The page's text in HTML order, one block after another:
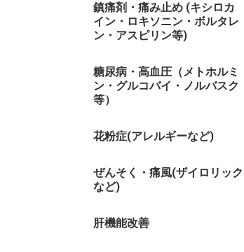
鎮痛剤・痛み止め (キシロカ
イン・ロキソニン・ボルタレ
ン・アスピリン等)
糖尿病・高血圧（メトホルミ
ン・グルコバイ・ノルバスク
等）
花粉症(アレルギーなど)
ぜんそく・痛風(ザイロリック
など)
肝機能改善